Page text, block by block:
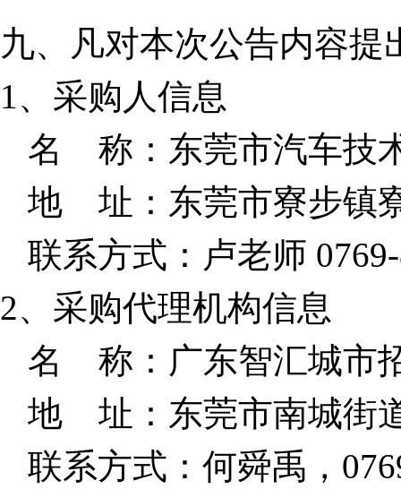
九、
凡对本次公告内容
1、 采购人信息
名
称：东莞市汽车技
地
址：东莞市寮步镇
联系方式： 卢老师
2、 采购代理机构信息
名
称：广东智汇城市
地
址： 东莞市南城街
联系方式： 何舜禹 ，